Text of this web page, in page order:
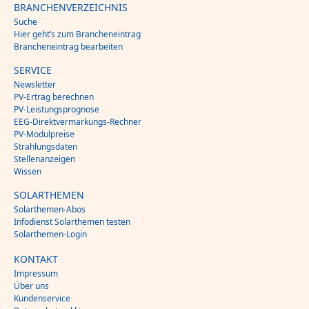
BRANCHENVERZEICHNIS
Suche
Hier geht’s zum Brancheneintrag
Brancheneintrag bearbeiten
SERVICE
Newsletter
PV-Ertrag berechnen
PV-Leistungsprognose
EEG-Direktvermarkungs-Rechner
PV-Modulpreise
Strahlungsdaten
Stellenanzeigen
Wissen
SOLARTHEMEN
Solarthemen-Abos
Infodienst Solarthemen testen
Solarthemen-Login
KONTAKT
Impressum
Über uns
Kundenservice